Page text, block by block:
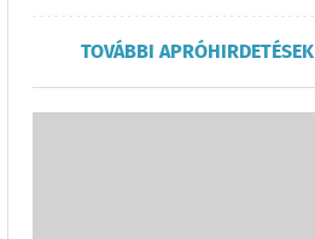
TOVÁBBI APRÓHIRDETÉSEK